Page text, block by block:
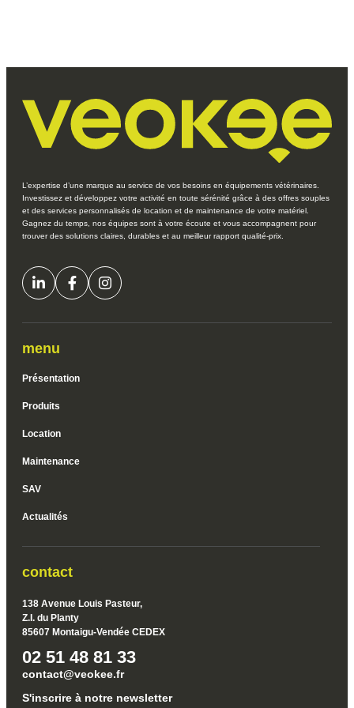
L’expertise d’une marque au service de vos besoins en équipements vétérinaires.
Investissez et développez votre activité en toute sérénité grâce à des offres souples
et des services personnalisés de location et de maintenance de votre matériel.
Gagnez du temps, nos équipes sont à votre écoute et vous accompagnent pour
trouver des solutions claires, durables et au meilleur rapport qualité-prix.
menu
Présentation
Produits
Location
Maintenance
SAV
Actualités
contact
138 Avenue Louis Pasteur,
Z.I. du Planty
85607 Montaigu-Vendée CEDEX
02 51 48 81 33
contact@veokee.fr
S'inscrire à notre newsletter